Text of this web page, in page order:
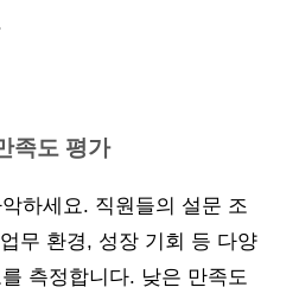
족도 평가
하세요. 직원들의 설문 조
무 환경, 성장 기회 등 다양
측정합니다. 낮은 만족도